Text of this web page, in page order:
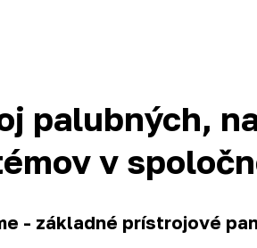
palubných,
v
- základné prístrojové